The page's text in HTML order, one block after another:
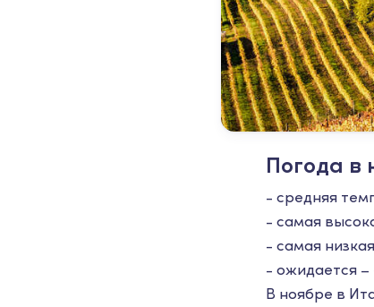
Погода в
- средняя
- самая
- самая
- ожидается –
В ноябре в